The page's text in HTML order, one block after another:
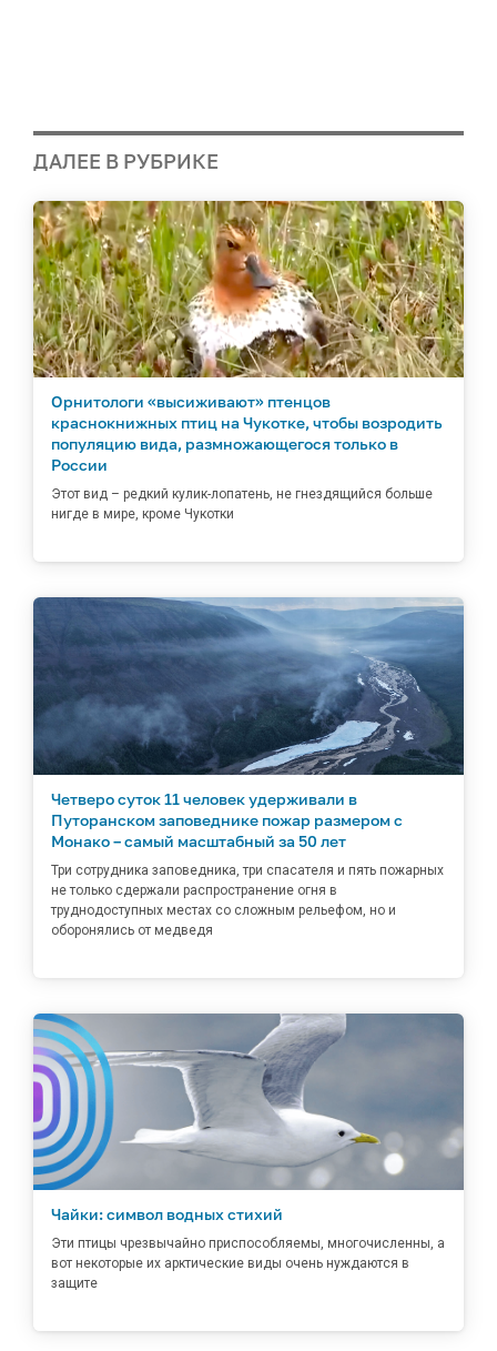
ДАЛЕЕ В РУБРИКЕ
Орнитологи «высиживают» птенцов
краснокнижных птиц на Чукотке, чтобы возродить
популяцию вида, размножающегося только в
России
Этот вид – редкий кулик-лопатень, не гнездящийся больше
нигде в мире, кроме Чукотки
Четверо суток 11 человек удерживали в
Путоранском заповеднике пожар размером с
Монако – самый масштабный за 50 лет
Три сотрудника заповедника, три спасателя и пять пожарных
не только сдержали распространение огня в
труднодоступных местах со сложным рельефом, но и
оборонялись от медведя
Чайки: символ водных стихий
Эти птицы чрезвычайно приспособляемы, многочисленны, а
вот некоторые их арктические виды очень нуждаются в
защите